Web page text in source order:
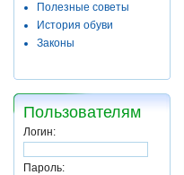
Полезные советы
История обуви
Законы
Пользователям
Логин:
Пароль: